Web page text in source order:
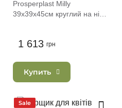
Prosperplast Milly
39х39х45см круглий на ніжці
1 613 грн
Купить
Sale